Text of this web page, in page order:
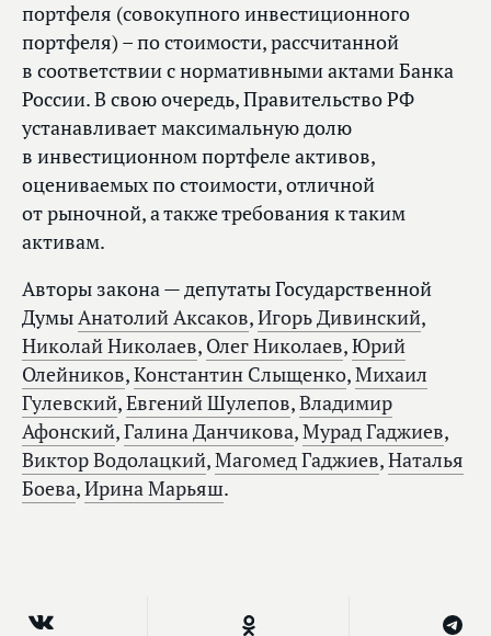
портфеля (совокупного инвестиционного
портфеля) – по стоимости, рассчитанной
в соответствии с нормативными актами Банка
России. В свою очередь, Правительство РФ
устанавливает максимальную долю
в инвестиционном портфеле активов,
оцениваемых по стоимости, отличной
от рыночной, а также требования к таким
активам.
Авторы закона — депутаты Государственной
ДумыАнатолий Аксаков,Игорь Дивинский,
Николай Николаев, Олег Николаев,Юрий
Олейников,Константин Слыщенко,Михаил
Гулевский,Евгений Шулепов,Владимир
Афонский,Галина Данчикова,Мурад Гаджиев,
Виктор Водолацкий,Магомед Гаджиев,Наталья
Боева,Ирина Марьяш.